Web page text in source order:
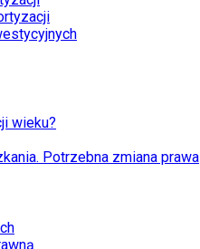
wieku?
Potrzebna zmiana prawa